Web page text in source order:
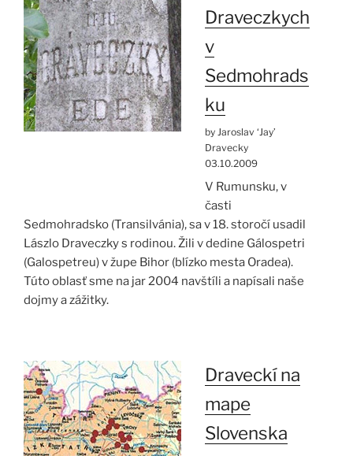
Draveczkych
v
Sedmohrads
ku
by Jaroslav ‘Jay’
Dravecky
03.10.2009
V Rumunsku, v
časti
Sedmohradsko (Transilvánia), sa v 18. storočí usadil
Lászlo Draveczky s rodinou. Žili v dedine Gálospetri
(Galospetreu) v župe Bihor (blízko mesta Oradea).
Túto oblasť sme na jar 2004 navštíli a napísali naše
dojmy a zážitky.
Draveckí na
mape
Slovenska